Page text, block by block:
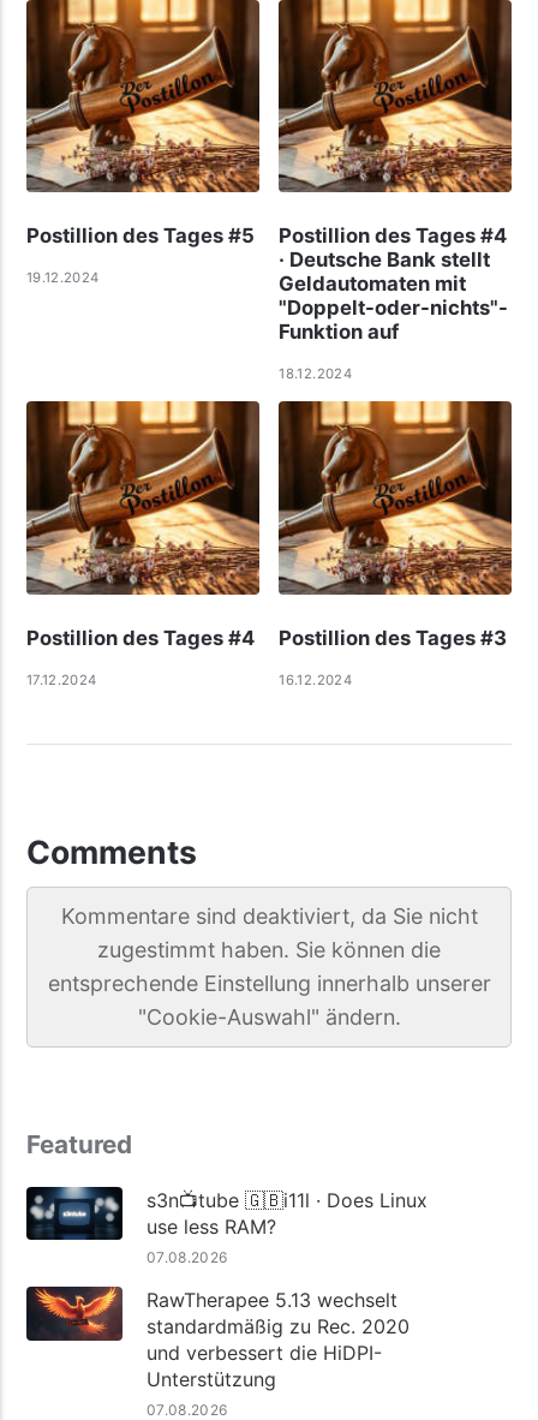
Postillion des Tages #5
19.12.2024
Postillion des Tages #4
· Deutsche Bank stellt
Geldautomaten mit
"Doppelt-oder-nichts"-
Funktion auf
18.12.2024
Postillion des Tages #4
17.12.2024
Postillion des Tages #3
16.12.2024
Comments
Kommentare sind deaktiviert, da Sie nicht
zugestimmt haben. Sie können die
entsprechende Einstellung innerhalb unserer
"Cookie-Auswahl" ändern.
Featured
s3n📺tube 🇬🇧i11l · Does Linux
use less RAM?
07.08.2026
RawTherapee 5.13 wechselt
standardmäßig zu Rec. 2020
und verbessert die HiDPI-
Unterstützung
07.08.2026